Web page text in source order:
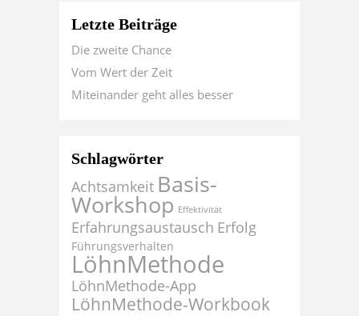
Letzte Beiträge
Die zweite Chance
Vom Wert der Zeit
Miteinander geht alles besser
Schlagwörter
Achtsamkeit Basis-
Workshop Effektivität
Erfahrungsaustausch Erfolg
Führungsverhalten
LöhnMethode
LöhnMethode-App
LöhnMethode-Workbook